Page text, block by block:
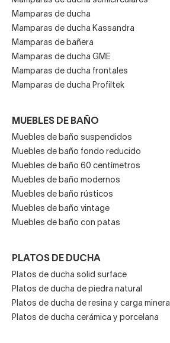
Mamparas de ducha
Mamparas de ducha Kassandra
Mamparas de bañera
Mamparas de ducha GME
Mamparas de ducha frontales
Mamparas de ducha Profiltek
MUEBLES DE BAÑO
Muebles de baño suspendidos
Muebles de baño fondo reducido
Muebles de baño 60 centímetros
Muebles de baño modernos
Muebles de baño rústicos
Muebles de baño vintage
Muebles de baño con patas
PLATOS DE DUCHA
Platos de ducha solid surface
Platos de ducha de piedra natural
Platos de ducha de resina y carga mineral
Platos de ducha cerámica y porcelana